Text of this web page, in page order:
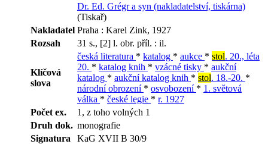
Dr. Ed. Grégr a syn (nakladatelství, tiskárna)
(Tiskař)
Nakladatel Praha : Karel Zink, 1927
Rozsah
31 s., [2] l. obr. příl. : il.
Klíčová
slova
česká literatura * katalog * aukce * stol. 20., léta
20. * katalog knih * vzácné tisky * aukční
katalog * aukční katalog knih * stol. 18.-20. *
národní obrození * osvobození * 1. světová
válka * české legie * r. 1927
Počet ex.
1, z toho volných 1
Druh dok. monografie
Signatura
KaG XVII B 30/9